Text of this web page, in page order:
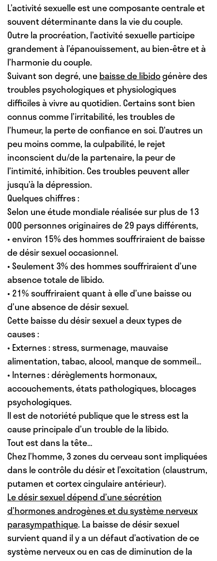
L’activité sexuelle est une composante centrale et
souvent déterminante dans la vie du couple.
Outre la procréation, l’activité sexuelle participe
grandement à l’épanouissement, au bien-être et à
l’harmonie du couple.
Suivant son degré, unebaisse de libidogénère des
troubles psychologiques et physiologiques
difficiles à vivre au quotidien. Certains sont bien
connus comme l’irritabilité, les troubles de
l’humeur, la perte de confiance en soi. D’autres un
peu moins comme, la culpabilité, le rejet
inconscient du/de la partenaire, la peur de
l’intimité, inhibition. Ces troubles peuvent aller
jusqu’à la dépression.
Quelques chiffres :
Selon une étude mondiale réalisée sur plus de 13
000 personnes originaires de 29 pays différents,
• environ 15% des hommes souffriraient de baisse
de désir sexuel occasionnel.
• Seulement 3% des hommes souffriraient d’une
absence totale de libido.
• 21% souffriraient quant à elle d’une baisse ou
d’une absence de désir sexuel.
Cette baisse du désir sexuel a deux types de
causes :
• Externes : stress, surmenage, mauvaise
alimentation, tabac, alcool, manque de sommeil…
• Internes : dérèglements hormonaux,
accouchements, états pathologiques, blocages
psychologiques.
Il est de notoriété publique que le stress est la
cause principale d’un trouble de la libido.
Tout est dans la tête…
Chez l’homme, 3 zones du cerveau sont impliquées
dans le contrôle du désir et l’excitation (claustrum,
putamen et cortex cingulaire antérieur).
Le désir sexuel dépend d’une sécrétion
d’hormones androgènes et du système nerveux
parasympathique. La baisse de désir sexuel
survient quand il y a un défaut d’activation de ce
système nerveux ou en cas de diminution de la